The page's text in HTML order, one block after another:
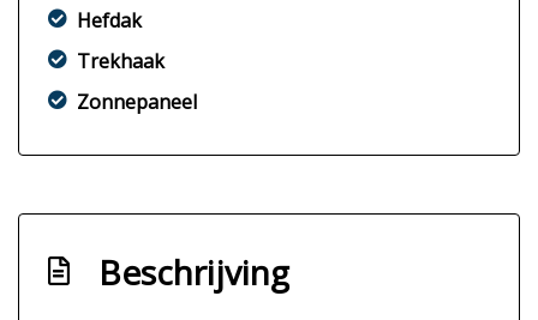
Hefdak
Trekhaak
Zonnepaneel
Beschrijving